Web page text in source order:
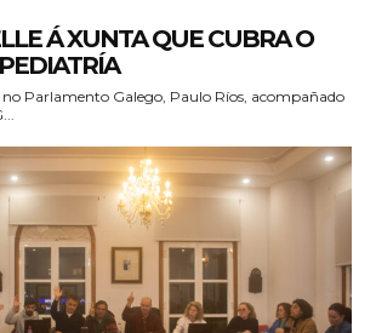
Á XUNTA QUE CUBRA O
Parlamento Galego, Paulo Ríos, acompañado